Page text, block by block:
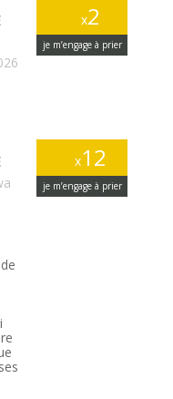
x2
je m’engage à prier
x12
je m’engage à prier